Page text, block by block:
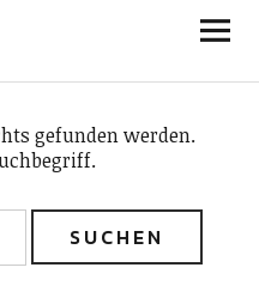
gefunden werden.